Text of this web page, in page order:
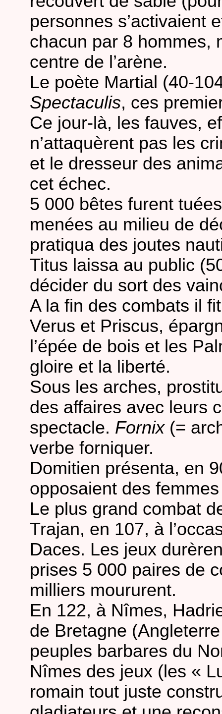
personnes s’activaient
chacun par 8 hommes,
centre de l’arène.
Le poète Martial (40-
Spectaculis, ces
Ce jour-là, les fauves,
n’attaquèrent pas les
et le dresseur des
cet échec.
5 000 bêtes furent
menées au milieu de
pratiqua des joutes
Titus laissa au public
décider du sort des
A la fin des combats il
Verus et Priscus,
l’épée de bois et les
gloire et la liberté.
Sous les arches,
des affaires avec leurs
spectacle. Fornix(=
verbe forniquer.
Domitien présenta, en
opposaient des
Le plus grand combat
Trajan, en 107, à
Daces. Les jeux
prises 5 000 paires de
milliers moururent.
En 122, à Nîmes,
de Bretagne
peuples barbares du
Nîmes des jeux (les «
romain tout juste